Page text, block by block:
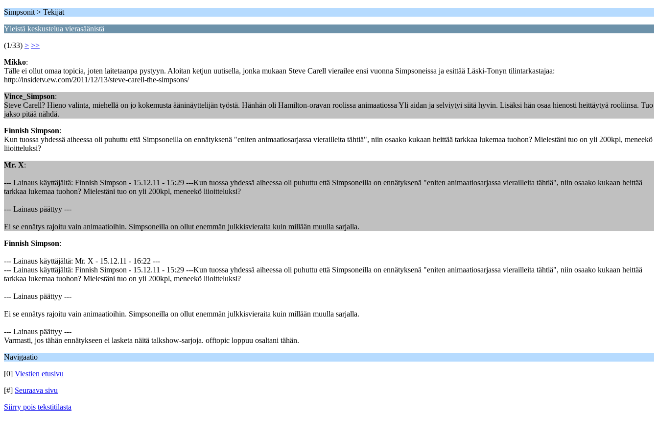
Simpsonit > Tekijät
Yleistä keskustelua vierasäänistä
(1/33) > >>
Mikko:
Tälle ei ollut omaa topicia, joten laitetaanpa pystyyn. Aloitan ketjun uutisella, jonka mukaan Steve Carell vierailee ensi vuonna Simpsoneissa ja esittää Läski-Tonyn tilintarkastajaa:
http://insidetv.ew.com/2011/12/13/steve-carell-the-simpsons/
Vince_Simpson:
Steve Carell? Hieno valinta, miehellä on jo kokemusta ääninäyttelijän työstä. Hänhän oli Hamilton-oravan roolissa animaatiossa Yli aidan ja selviytyi siitä hyvin. Lisäksi hän osaa hienosti heittäytyä rooliinsa. Tuo
jakso pitää nähdä.
Finnish Simpson:
Kun tuossa yhdessä aiheessa oli puhuttu että Simpsoneilla on ennätyksenä "eniten animaatiosarjassa vierailleita tähtiä", niin osaako kukaan heittää tarkkaa lukemaa tuohon? Mielestäni tuo on yli 200kpl, meneekö
liioitteluksi?
Mr. X:
--- Lainaus käyttäjältä: Finnish Simpson - 15.12.11 - 15:29 ---Kun tuossa yhdessä aiheessa oli puhuttu että Simpsoneilla on ennätyksenä "eniten animaatiosarjassa vierailleita tähtiä", niin osaako kukaan heittää
tarkkaa lukemaa tuohon? Mielestäni tuo on yli 200kpl, meneekö liioitteluksi?
--- Lainaus päättyy ---
Ei se ennätys rajoitu vain animaatioihin. Simpsoneilla on ollut enemmän julkkisvieraita kuin millään muulla sarjalla.
Finnish Simpson:
--- Lainaus käyttäjältä: Mr. X - 15.12.11 - 16:22 ---
--- Lainaus käyttäjältä: Finnish Simpson - 15.12.11 - 15:29 ---Kun tuossa yhdessä aiheessa oli puhuttu että Simpsoneilla on ennätyksenä "eniten animaatiosarjassa vierailleita tähtiä", niin osaako kukaan heittää
tarkkaa lukemaa tuohon? Mielestäni tuo on yli 200kpl, meneekö liioitteluksi?
--- Lainaus päättyy ---
Ei se ennätys rajoitu vain animaatioihin. Simpsoneilla on ollut enemmän julkkisvieraita kuin millään muulla sarjalla.
--- Lainaus päättyy ---
Varmasti, jos tähän ennätykseen ei lasketa näitä talkshow-sarjoja. offtopic loppuu osaltani tähän.
Navigaatio
[0] Viestien etusivu
[#] Seuraava sivu
Siirry pois tekstitilasta